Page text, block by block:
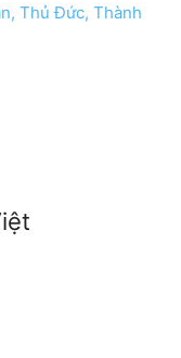
Thủ Đức, Thành